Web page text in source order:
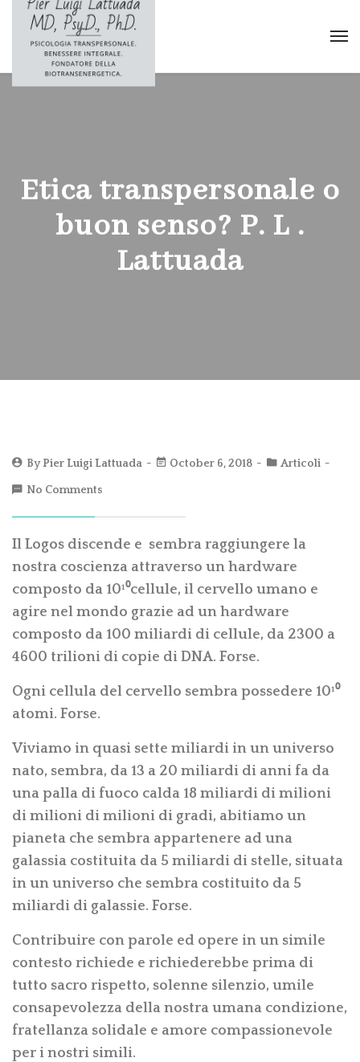
Etica transpersonale o
buon senso? P. L .
Lattuada
ByPier Luigi Lattuada October 6, 2018 Articoli
No Comments
Il Logos discende e sembra raggiungere la
nostra coscienza attraverso un hardware
composto da 10¹⁰cellule, il cervello umano e
agire nel mondo grazie ad un hardware
composto da 100 miliardi di cellule, da 2300 a
4600 trilioni di copie di DNA. Forse.
Ogni cellula del cervello sembra possedere 10¹⁰
atomi. Forse.
Viviamo in quasi sette miliardi in un universo
nato, sembra, da 13 a 20 miliardi di anni fa da
una palla di fuoco calda 18 miliardi di milioni
di milioni di milioni di gradi, abitiamo un
pianeta che sembra appartenere ad una
galassia costituita da 5 miliardi di stelle, situata
in un universo che sembra costituito da 5
miliardi di galassie. Forse.
Contribuire con parole ed opere in un simile
contesto richiede e richiederebbe prima di
tutto sacro rispetto, solenne silenzio, umile
consapevolezza della nostra umana condizione,
fratellanza solidale e amore compassionevole
per i nostri simili.